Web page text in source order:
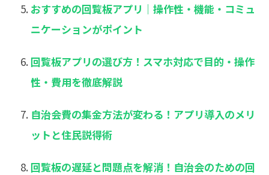
おすすめの回覧板アプリ｜操作性・機能・コミュ
ニケーションがポイント
回覧板アプリの選び方！スマホ対応で目的・操作
性・費用を徹底解説
自治会費の集金方法が変わる！アプリ導入のメリ
ットと住民説得術
回覧板の遅延と問題点を解消！自治会のための回